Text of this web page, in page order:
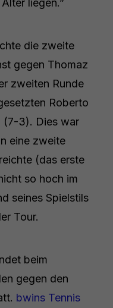
liegen.”
die zweite
gegen Thomaz
zweiten Runde
Roberto
(7-3). Dies war
eine zweite
(das erste
so hoch im
seines Spielstils
Tour.
beim
gegen den
bwins Tennis